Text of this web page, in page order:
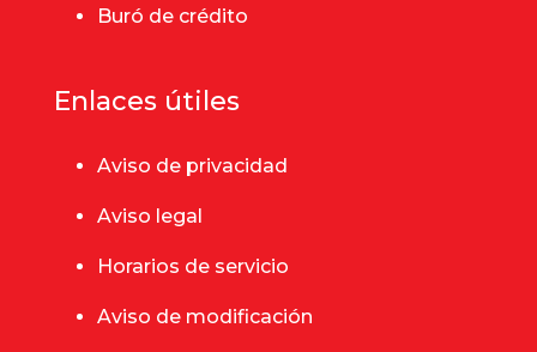
Buró de crédito
Enlaces útiles
Aviso de privacidad
Aviso legal
Horarios de servicio
Aviso de modificación